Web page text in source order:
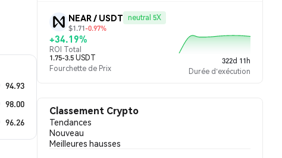
94.93
98.00
96.26
NEAR / USDT neutral 5X
$1.71-0.97%
+34.19%
ROI Total
1.75-3.5 USDT
Fourchette de Prix
322d 11h
Durée d'exécution
Classement Crypto
Tendances
Nouveau
Meilleures hausses